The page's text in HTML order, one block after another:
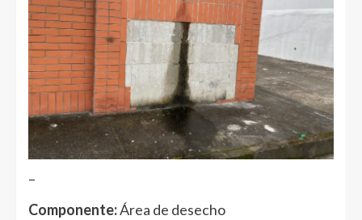
–
Componente:Área de desecho